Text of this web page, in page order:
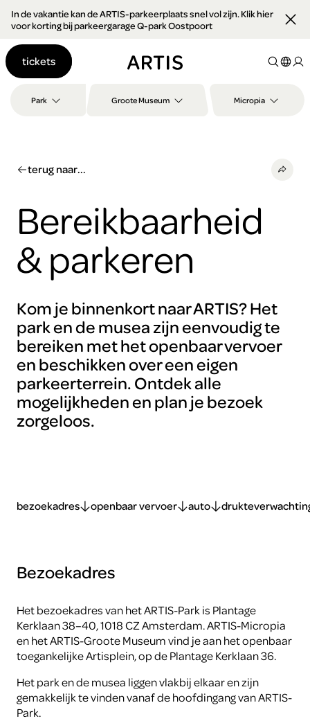
Ga naar
content
Ga
naar
zoeken
naar
In de vakantie kan de ARTIS-parkeerplaats snel vol zijn. Klik hier
voor korting bij parkeergarage Q-park Oostpoort
Park Groote Museum Micropia
tickets
terug naar...
Bereikbaarheid
& parkeren
Kom je binnenkort naar ARTIS? Het
park en de musea zijn eenvoudig te
bereiken met het openbaar vervoer
en beschikken over een eigen
parkeerterrein. Ontdek alle
mogelijkheden en plan je bezoek
zorgeloos.
bezoekadres openbaar vervoer auto
Bezoekadres
Het bezoekadres van het ARTIS-Park is Plantage
Kerklaan 38–40, 1018 CZ Amsterdam. ARTIS-Micropia
en het ARTIS-Groote Museum vind je aan het openbaar
toegankelijke Artisplein, op de Plantage Kerklaan 36.
Het park en de musea liggen vlakbij elkaar en zijn
gemakkelijk te vinden vanaf de hoofdingang van ARTIS-
Park.